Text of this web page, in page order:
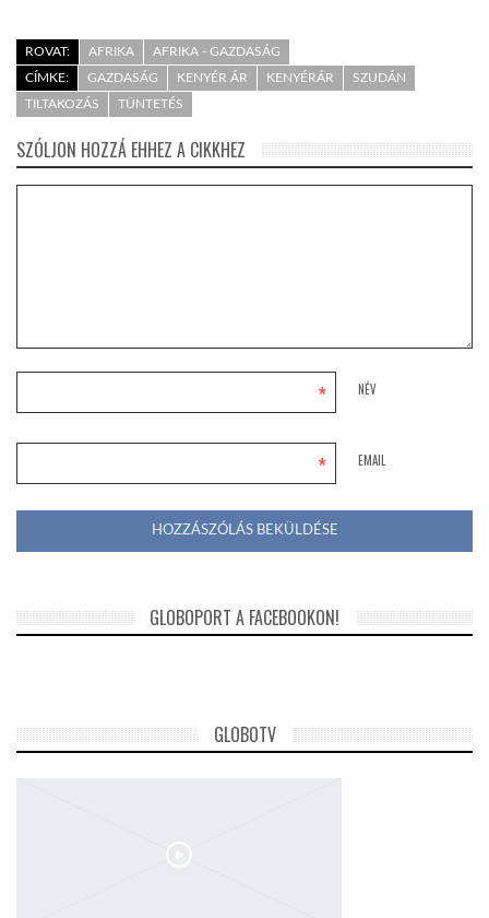
ROVAT: AFRIKA
AFRIKA - GAZDASÁG
CÍMKE:
GAZDASÁG KENYÉR ÁR KENYÉRÁR
SZUDÁN
TILTAKOZÁS
TÜNTETÉS
SZÓLJON HOZZÁ EHHEZ A CIKKHEZ
NÉV
*
EMAIL
*
GLOBOPORT A FACEBOOKON!
GLOBOTV